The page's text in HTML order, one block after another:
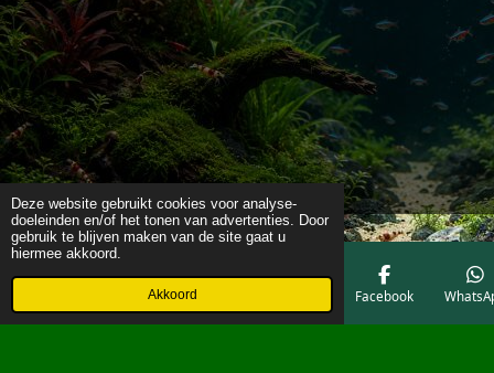
Deze website gebruikt cookies voor analyse-
doeleinden en/of het tonen van advertenties. Door
gebruik te blijven maken van de site gaat u
hiermee akkoord.
Akkoord
Telefoonnummer Facebook